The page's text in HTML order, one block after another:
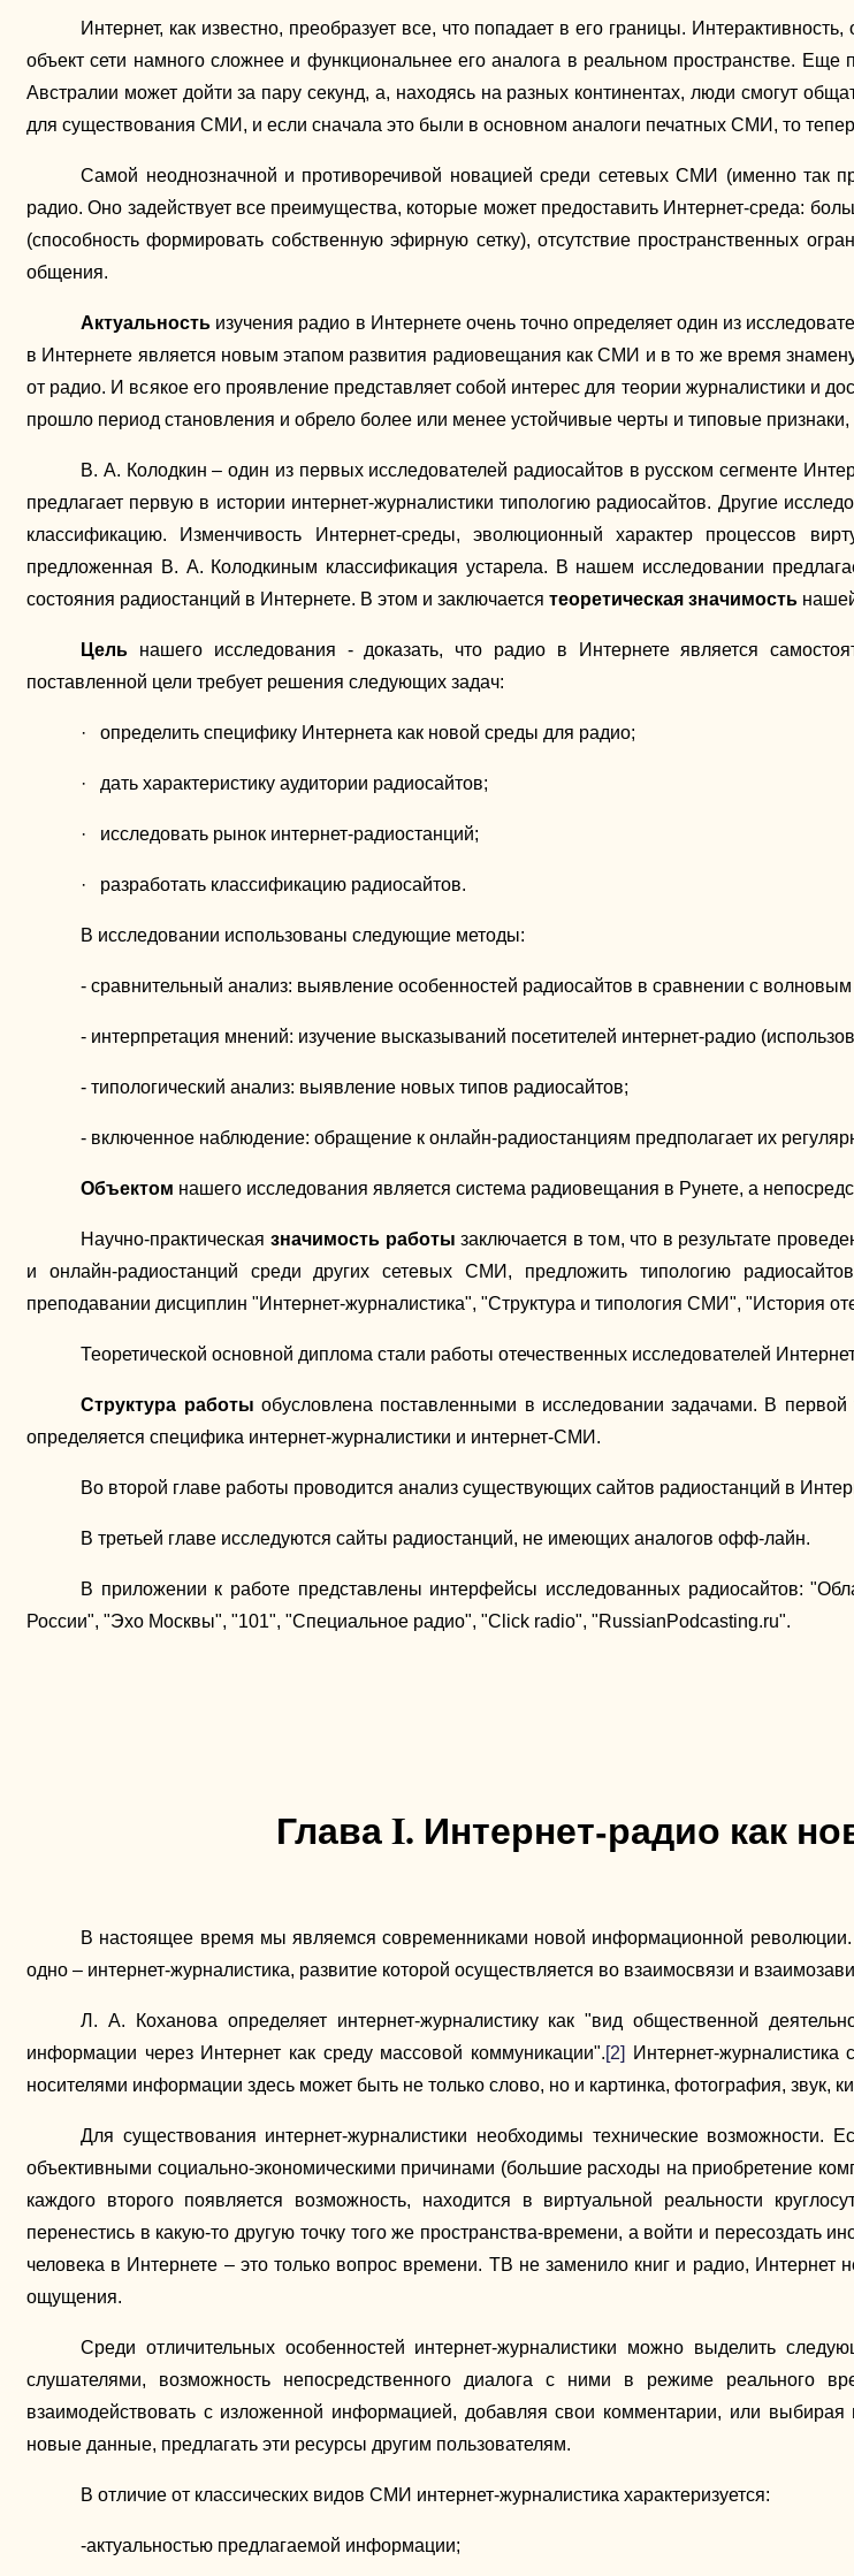
Интернет, как известно, преобразует все, что попадает в его границы.
объект сети намного сложнее и функциональнее его аналога в реальном пространстве.
Австралии может дойти за пару секунд, а, находясь на разных континентах, люди смогут
для существования СМИ, и если сначала это были в основном аналоги печатных СМИ, то
Самой неоднозначной и противоречивой новацией среди сетевых СМИ (именно
радио. Оно задействует все преимущества, которые может предоставить Интернет-среда:
(способность формировать собственную эфирную сетку), отсутствие пространственных
общения.
Актуальность изучения радио в Интернете очень точно определяет один из
в Интернете является новым этапом развития радиовещания как СМИ и в то же время
от радио. И всякое его проявление представляет собой интерес для теории журналистики и
прошло период становления и обрело более или менее устойчивые черты и типовые
В. А. Колодкин – один из первых исследователей радиосайтов в русском сегменте
предлагает первую в истории интернет-журналистики типологию радиосайтов. Другие
классификацию. Изменчивость Интернет-среды, эволюционный характер процессов
предложенная В. А. Колодкиным классификация устарела. В нашем исследовании
состояния радиостанций в Интернете. В этом и заключается теоретическая значимость
Цель нашего исследования - доказать, что радио в Интернете является
поставленной цели требует решения следующих задач:
· определить специфику Интернета как новой среды для радио;
· дать характеристику аудитории радиосайтов;
· исследовать рынок интернет-радиостанций;
· разработать классификацию радиосайтов.
В исследовании использованы следующие методы:
- сравнительный анализ: выявление особенностей радиосайтов в сравнении с
- интерпретация мнений: изучение высказываний посетителей интернет-радио
- типологический анализ: выявление новых типов радиосайтов;
- включенное наблюдение: обращение к онлайн-радиостанциям предполагает их
Объектом нашего исследования является система радиовещания в Рунете, а
Научно-практическая значимость работы заключается в том, что в результате
и онлайн-радиостанций среди других сетевых СМИ, предложить типологию
преподавании дисциплин "Интернет-журналистика", "Структура и типология СМИ", "История
Теоретической основной диплома стали работы отечественных исследователей
Структура работы обусловлена поставленными в исследовании задачами. В первой
определяется специфика интернет-журналистики и интернет-СМИ.
Во второй главе работы проводится анализ существующих сайтов радиостанций в
В третьей главе исследуются сайты радиостанций, не имеющих аналогов офф-лайн.
В приложении к работе представлены интерфейсы исследованных радиосайтов:
России", "Эхо Москвы", "101", "Специальное радио", "Click radio", "RussianPodcasting.ru".
ГлаваI. Интернет-радио как
В настоящее время мы являемся современниками новой информационной
одно – интернет-журналистика, развитие которой осуществляется во взаимосвязи и
Л. А. Коханова определяет интернет-журналистику как "вид общественной
информации через Интернет как среду массовой коммуникации".[2]
Интернет-
носителями информации здесь может быть не только слово, но и картинка, фотография, звук,
Для существования интернет-журналистики необходимы технические возможности.
объективными социально-экономическими причинами (большие расходы на приобретение
каждого второго появляется возможность, находится в виртуальной реальности
перенестись в какую-то другую точку того же пространства-времени, а войти и
человека в Интернете – это только вопрос времени. ТВ не заменило книг и радио,
ощущения.
Среди отличительных особенностей интернет-журналистики можно выделить
слушателями, возможность непосредственного диалога с ними в режиме реального
взаимодействовать с изложенной информацией, добавляя свои комментарии, или
новые данные, предлагать эти ресурсы другим пользователям.
В отличие от классических видов СМИ интернет-журналистика характеризуется:
-актуальностью предлагаемой информации;